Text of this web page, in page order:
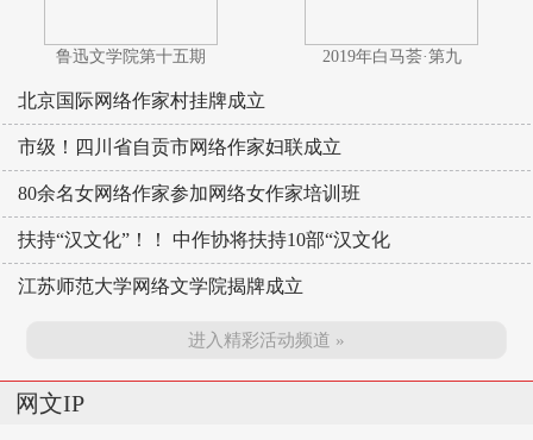
鲁迅文学院第十五期 2019年白马荟·第九
北京国际网络作家村挂牌成立
市级！四川省自贡市网络作家妇联成立
80余名女网络作家参加网络女作家培训班
扶持“汉文化”！！ 中作协将扶持10部“汉文化
江苏师范大学网络文学院揭牌成立
进入精彩活动频道 »
网文IP